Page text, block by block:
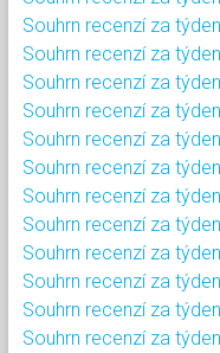
Souhrn recenzí za
Souhrn recenzí za
Souhrn recenzí za
Souhrn recenzí za
Souhrn recenzí za
Souhrn recenzí za
Souhrn recenzí za
Souhrn recenzí za
Souhrn recenzí za
Souhrn recenzí za
Souhrn recenzí za
Souhrn recenzí za